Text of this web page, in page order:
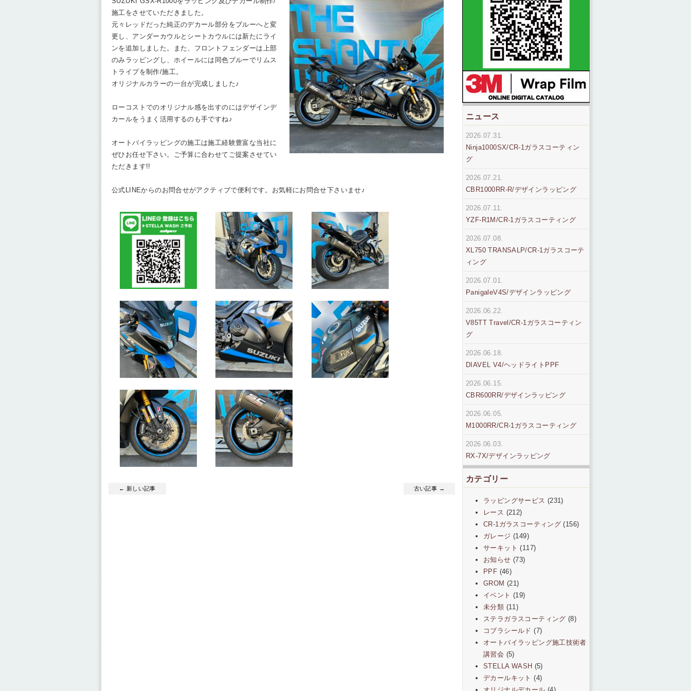
施工をさせていただきました。
元々レッドだった純正のデカール部分をブルーへと変
更し、アンダーカウルとシートカウルには新たにライ
ンを追加しました。また、フロントフェンダーは上部
のみラッピングし、ホイールには同色ブルーでリムス
トライプを制作/施工。
オリジナルカラーの一台が完成しました♪
ローコストでのオリジナル感を出すのにはデザインデ
カールをうまく活用するのも手ですね♪
オートバイラッピングの施工は施工経験豊富な当社に
ぜひお任せ下さい。ご予算に合わせてご提案させてい
ただきます!!
公式LINEからのお問合せがアクティブで便利です。お気軽にお問合せ下さいませ♪
古い記事 →
← 新しい記事
ニュース
2026.07.31.
Ninja1000SX/CR-1ガラスコーティン
グ
2026.07.21.
CBR1000RR-R/デザインラッピング
2026.07.11.
YZF-R1M/CR-1ガラスコーティング
2026.07.08.
XL750 TRANSALP/CR-1ガラスコーテ
ィング
2026.07.01.
PanigaleV4S/デザインラッピング
2026.06.22.
V85TT Travel/CR-1ガラスコーティン
グ
2026.06.18.
DIAVEL V4/ヘッドライトPPF
2026.06.15.
CBR600RR/デザインラッピング
2026.06.05.
M1000RR/CR-1ガラスコーティング
2026.06.03.
RX-7X/デザインラッピング
カテゴリー
ラッピングサービス (231)
レース (212)
CR-1ガラスコーティング (156)
ガレージ (149)
サーキット (117)
お知らせ (73)
PPF (46)
GROM (21)
イベント (19)
未分類 (11)
ステラガラスコーティング (8)
コブラシールド (7)
オートバイラッピング施工技術者
講習会 (5)
STELLA WASH (5)
デカールキット (4)